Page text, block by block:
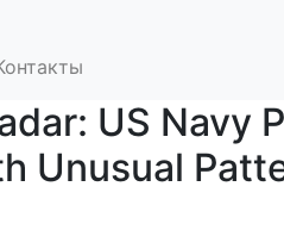
US Navy
Unusual